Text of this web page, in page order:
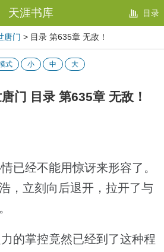
天涯书库 目录
唐门 > 目录 第635章 无敌！
式 小 中 大
门 目录 第635章 无敌！
已经不能用惊讶来形容了。
，立刻向后退开，拉开了与
的掌控竟然已经到了这种程